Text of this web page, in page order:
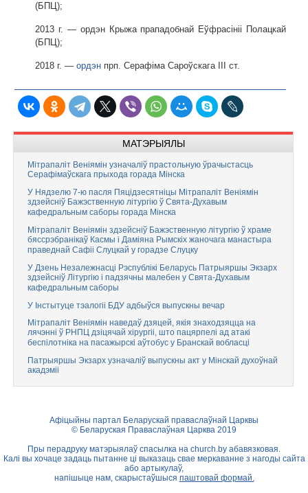
(БПЦ);
2013 г. — ордэн Крыжа прападобнай Еўфрасініі Полацкай
(БПЦ);
2018 г. — ордэн прп. Серафіма Сароўскага III ст.
МАТЭРЫЯЛЫ
Мітрапаліт Веніямін узначаліў прастольную ўрачыстасць
Серафімаўскага прыхода горада Мінска
У Нядзелю 7-ю пасля Пяцідзесятніцы Мітрапаліт Веніямін
здзейсніў Бажэственную літургію ў Свята-Духавым
кафедральным саборы горада Мінска
Мітрапаліт Веніямін здзейсніў Бажэственную літургію ў храме
бяссрэбранікаў Касмы і Даміяна Рымскіх жаночага манастыра
праведнай Сафіі Слуцкай у горадзе Слуцку
У Дзень Незалежнасці Рэспублікі Беларусь Патрыяршы Экзарх
здзейсніў Літургію і падзячны малебен у Свята-Духавым
кафедральным саборы
У Інстытуце тэалогіі БДУ адбыўся выпускны вечар
Мітрапаліт Веніямін наведаў дзяцей, якія знаходзяцца на
лячэнні ў РНПЦ дзіцячай хірургіі, што пацярпелі ад атакі
беспілотніка на пасажырскі аўтобус у Бранскай вобласці
Патрыяршы Экзарх узначаліў выпускны акт у Мінскай духоўнай
акадэміі
Афіцыйны партал Беларускай праваслаўнай Царквы
© Беларуская Праваслаўная Царква 2019
Пры перадруку матэрыялаў спасылка на church.by абавязковая.
Калі вы хочаце задаць пытанне ці выказаць свае меркаванне з нагоды сайта
або артыкулаў,
напішыце нам, скарыстаўшыся паштовай формай.